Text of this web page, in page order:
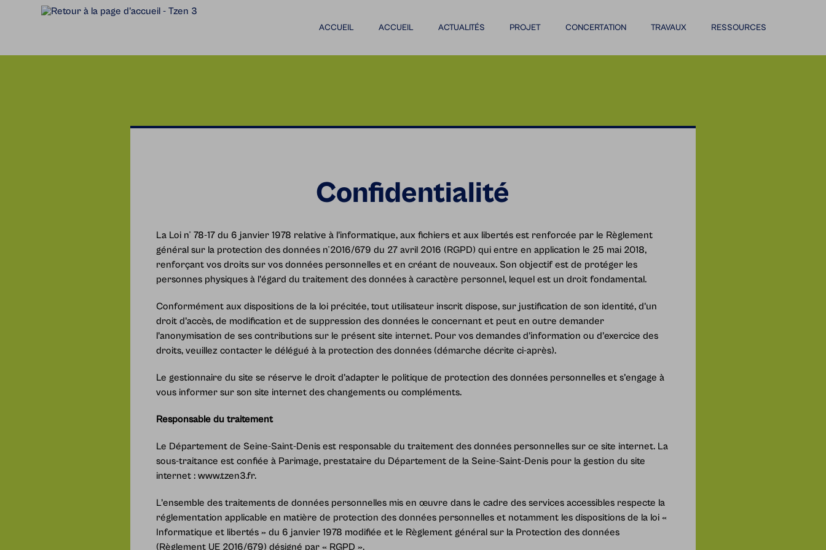
ACCUEIL ACCUEIL ACTUALITÉS PROJET CONCERTATION TRAVAUX RESSOURCES
Confidentialité
La Loi n° 78-17 du 6 janvier 1978 relative à l’informatique, aux fichiers et aux libertés est renforcée par le Règlement
général sur la protection des données n°2016/679 du 27 avril 2016 (RGPD) qui entre en application le 25 mai 2018,
renforçant vos droits sur vos données personnelles et en créant de nouveaux. Son objectif est de protéger les
personnes physiques à l’égard du traitement des données à caractère personnel, lequel est un droit fondamental.
Conformément aux dispositions de la loi précitée, tout utilisateur inscrit dispose, sur justification de son identité, d’un
droit d’accès, de modification et de suppression des données le concernant et peut en outre demander
l’anonymisation de ses contributions sur le présent site internet. Pour vos demandes d’information ou d’exercice des
droits, veuillez contacter le délégué à la protection des données (démarche décrite ci-après).
Le gestionnaire du site se réserve le droit d’adapter le politique de protection des données personnelles et s’engage à
vous informer sur son site internet des changements ou compléments.
Responsable du traitement
Le Département de Seine-Saint-Denis est responsable du traitement des données personnelles sur ce site internet. La
sous-traitance est confiée à Parimage, prestataire du Département de la Seine-Saint-Denis pour la gestion du site
internet : www.tzen3.fr.
L’ensemble des traitements de données personnelles mis en œuvre dans le cadre des services accessibles respecte la
réglementation applicable en matière de protection des données personnelles et notamment les dispositions de la loi «
Informatique et libertés » du 6 janvier 1978 modifiée et le Règlement général sur la Protection des données
(Règlement UE 2016/679) désigné par « RGPD ».